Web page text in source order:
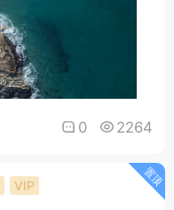
0 2264
置顶
VIP